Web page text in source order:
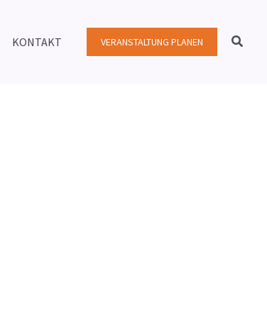
KONTAKT VERANSTALTUNG PLANEN